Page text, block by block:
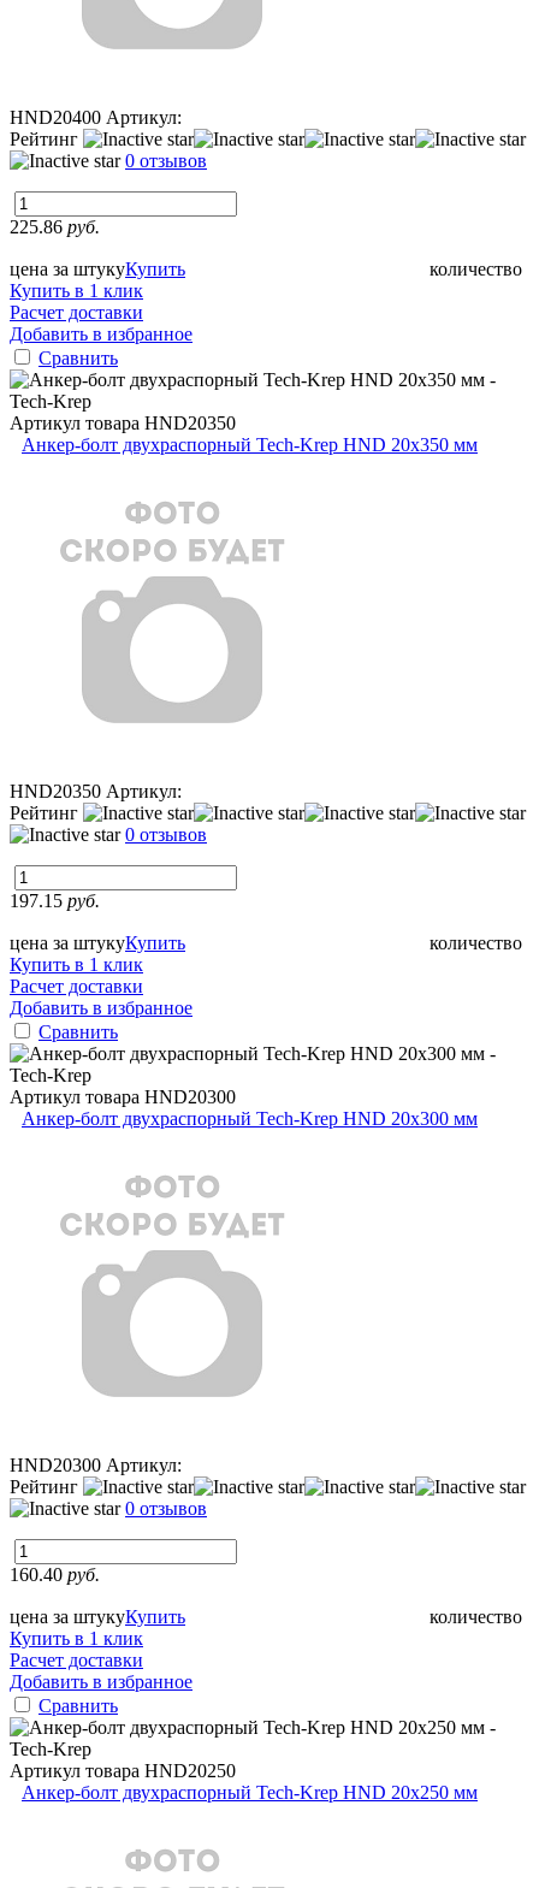
HND20400 Артикул:
Рейтинг
0 отзывов
225.86 руб.
цена за штуку количество
Купить
Купить в 1 клик
Расчет доставки
Добавить в избранное
Сравнить
Артикул товара HND20350
Анкер-болт двухраспорный Tech-Krep HND 20х350 мм
HND20350 Артикул:
Рейтинг
0 отзывов
197.15 руб.
цена за штуку количество
Купить
Купить в 1 клик
Расчет доставки
Добавить в избранное
Сравнить
Артикул товара HND20300
Анкер-болт двухраспорный Tech-Krep HND 20х300 мм
HND20300 Артикул:
Рейтинг
0 отзывов
160.40 руб.
цена за штуку количество
Купить
Купить в 1 клик
Расчет доставки
Добавить в избранное
Сравнить
Артикул товара HND20250
Анкер-болт двухраспорный Tech-Krep HND 20х250 мм